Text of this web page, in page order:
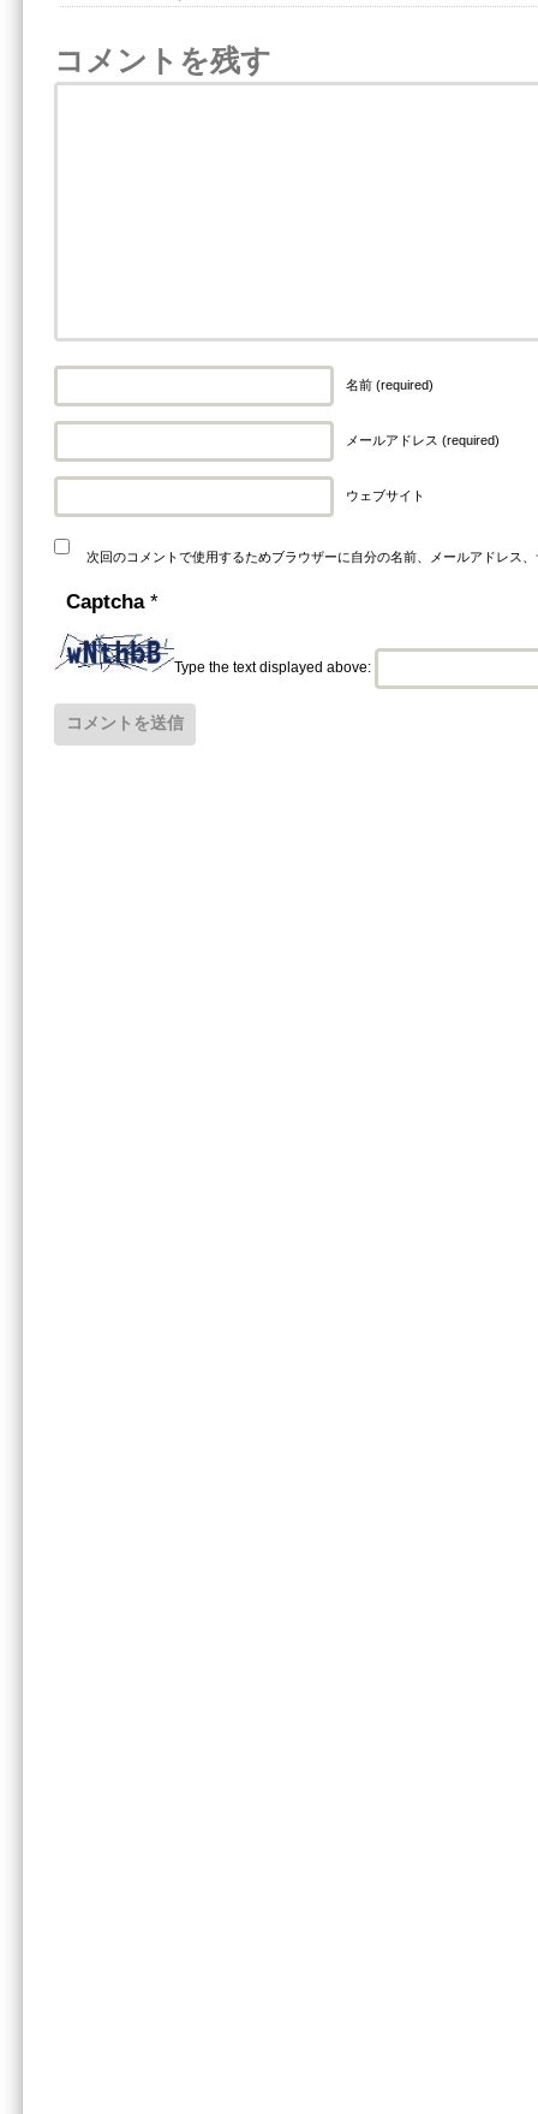
コメントを残す
名前 (required)
メールアドレス (required)
ウェブサイト
次回のコメントで使用するためブラウザーに自分の名前、メールアドレス
Captcha *
Type the text displayed above: